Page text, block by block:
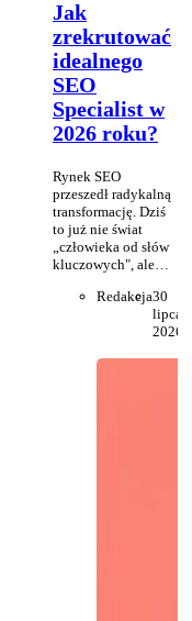
Jak
zrekrutować
idealnego
SEO
Specialist w
2026 roku?
Rynek SEO
przeszedł radykalną
transformację. Dziś
to już nie świat
„człowieka od słów
kluczowych", ale…
Redakcja30
lipca
2026